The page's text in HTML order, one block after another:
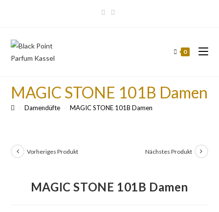
0
MAGIC STONE 101B Damen
Damendüfte MAGIC STONE 101B Damen
Vorheriges Produkt Nächstes Produkt
MAGIC STONE 101B Damen